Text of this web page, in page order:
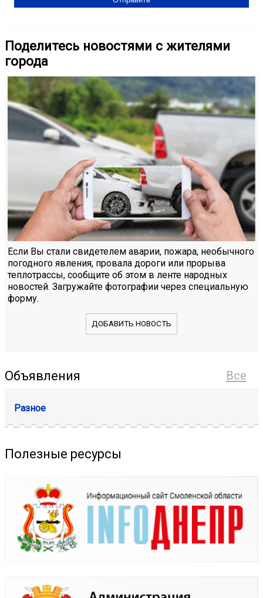
Поделитесь новостями с жителями
города
Если Вы стали свидетелем аварии, пожара, необычного
погодного явления, провала дороги или прорыва
теплотрассы, сообщите об этом в ленте народных
новостей. Загружайте фотографии через специальную
форму.
ДОБАВИТЬ НОВОСТЬ
Все
Объявления
Разное
Полезные ресурсы